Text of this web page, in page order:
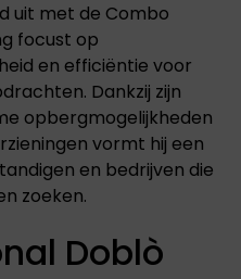
uit met de Combo
focust op
en efficiëntie voor
Dankzij zijn
opbergmogelijkheden
vormt hij een
en bedrijven die
zoeken.
Doblò